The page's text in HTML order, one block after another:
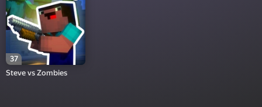
37
Steve vs Zombies